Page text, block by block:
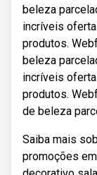
beleza
incríveis
produtos.
beleza
incríveis
produtos.
de beleza
Saiba mais
promoções